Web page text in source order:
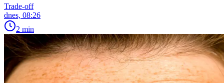
Trade-off
dnes, 08:26
2 min